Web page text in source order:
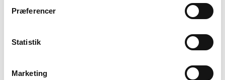
Præferencer
Statistik
Marketing
NORSK